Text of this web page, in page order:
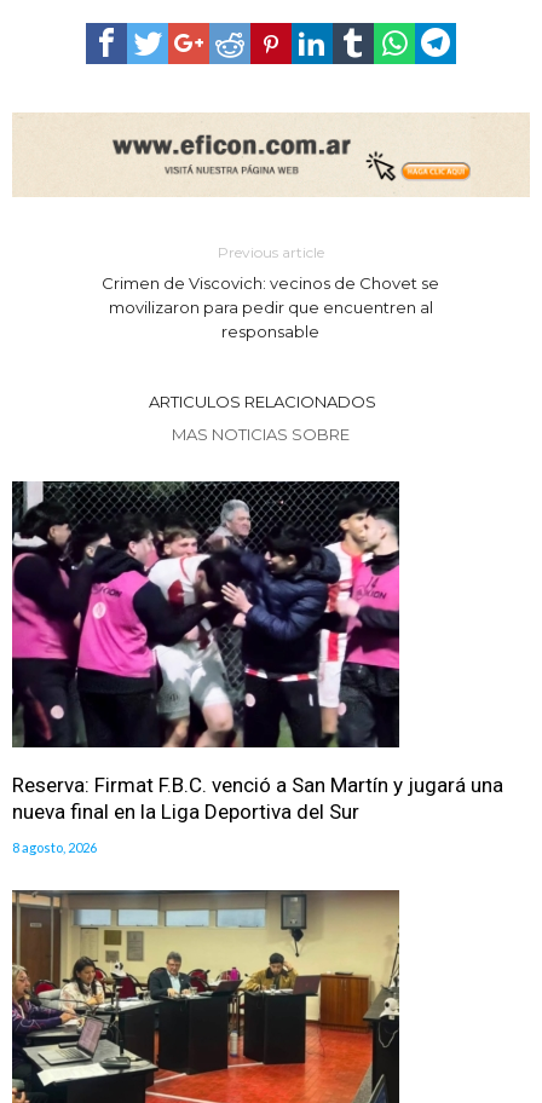
Previous article
Crimen de Viscovich: vecinos de Chovet se
movilizaron para pedir que encuentren al
responsable
ARTICULOS RELACIONADOS
MAS NOTICIAS SOBRE
Reserva: Firmat F.B.C. venció a San Martín y jugará una
nueva final en la Liga Deportiva del Sur
8 agosto, 2026